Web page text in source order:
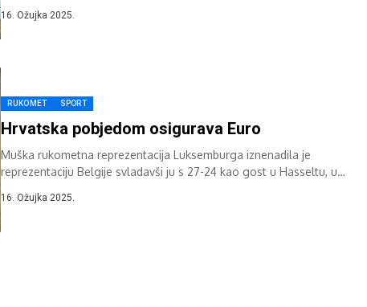
16. Ožujka 2025.
RUKOMET SPORT
Hrvatska pobjedom osigurava Euro
Muška rukometna reprezentacija Luksemburga iznenadila je
reprezentaciju Belgije svladavši ju s 27-24 kao gost u Hasseltu, u
16. Ožujka 2025.